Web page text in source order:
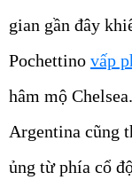
gian gần đây
Pochettino vấp
hâm mộ
Argentina cũng
ủng từ phía cổ